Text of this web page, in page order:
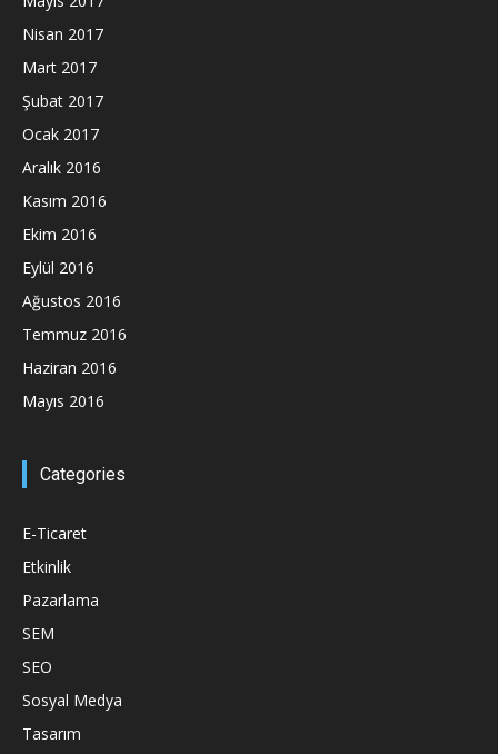
Nisan 2017
Mart 2017
Şubat 2017
Ocak 2017
Aralık 2016
Kasım 2016
Ekim 2016
Eylül 2016
Ağustos 2016
Temmuz 2016
Haziran 2016
Mayıs 2016
Categories
E-Ticaret
Etkinlik
Pazarlama
SEM
SEO
Sosyal Medya
Tasarım